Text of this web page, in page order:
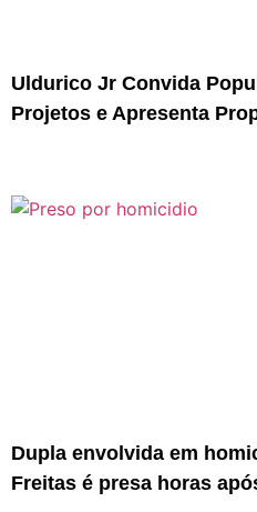
Uldurico Jr Convida
Projetos e Apresenta
Dupla envolvida em
Freitas é presa horas